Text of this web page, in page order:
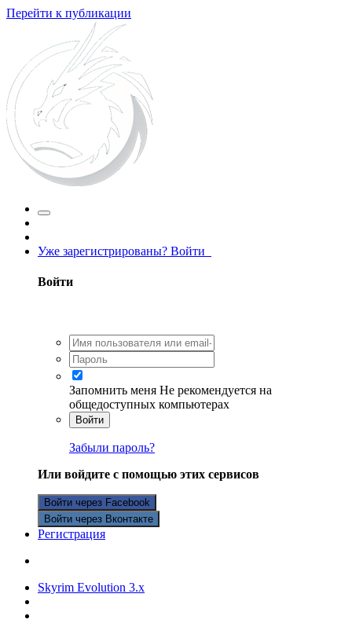
Перейти к публикации
Уже зарегистрированы? Войти
Войти
Запомнить меня Не рекомендуется на
общедоступных компьютерах
Войти
Забыли пароль?
Или войдите с помощью этих сервисов
Войти через Facebook
Войти через Вконтакте
Регистрация
Skyrim Evolution 3.x